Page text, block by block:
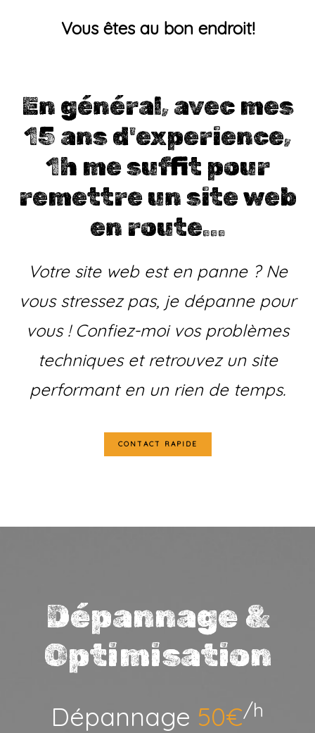
Vous êtes au bon endroit!
En général, avec mes
15 ans d'experience,
1h me suffit pour
remettre un site web
en route...
Votre site web est en panne ? Ne
vous stressez pas, je dépanne pour
vous ! Confiez-moi vos problèmes
techniques et retrouvez un site
performant en un rien de temps.
CONTACT RAPIDE
Dépannage &
Optimisation
Dépannage 50€/h